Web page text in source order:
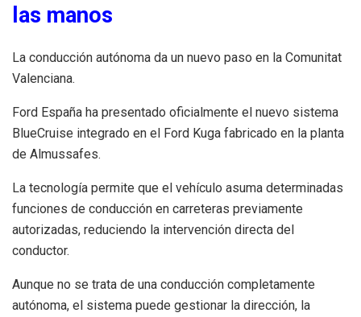
las manos
La conducción autónoma da un nuevo paso en la Comunitat
Valenciana.
Ford España ha presentado oficialmente el nuevo sistema
BlueCruise integrado en el Ford Kuga fabricado en la planta
de Almussafes.
La tecnología permite que el vehículo asuma determinadas
funciones de conducción en carreteras previamente
autorizadas, reduciendo la intervención directa del
conductor.
Aunque no se trata de una conducción completamente
autónoma, el sistema puede gestionar la dirección, la